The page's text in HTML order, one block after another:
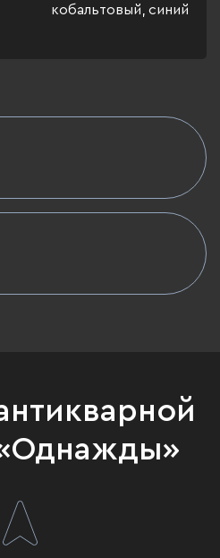
кобальтовый, синий